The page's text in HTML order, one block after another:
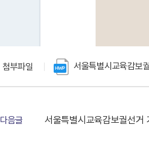
첨부파일 서울특별시교육감보
다음글